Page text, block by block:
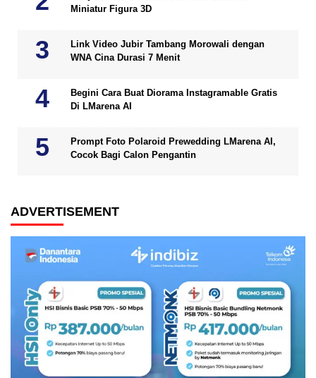
Miniatur Figura 3D
Link Video Jubir Tambang Morowali dengan
WNA Cina Durasi 7 Menit
Begini Cara Buat Diorama Instagramable Gratis
Di LMarena AI
Prompt Foto Polaroid Prewedding LMarena AI,
Cocok Bagi Calon Pengantin
ADVERTISEMENT